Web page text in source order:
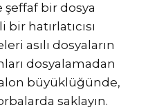
bir dosya
hatırlatıcısı
asılı dosyaların
dosyalamadan
büyüklüğünde,
saklayın.